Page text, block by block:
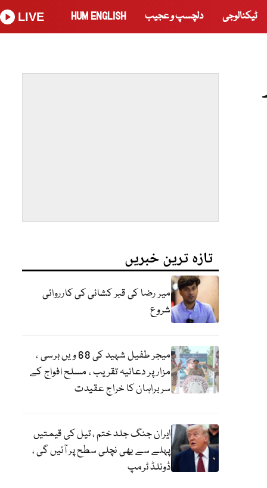
ٹیکنالوجی دلچسپ و عجیب HUM ENGLISH
LIVE
تازہ ترین خبریں
میر رضا کی قبر کشائی کی کارروائی
شروع
میجر طفیل شہید کی 68 ویں برسی ،
مزار پر دعائیہ تقریب ، مسلح افواج کے
سربراہان کا خراج عقیدت
ایران جنگ جلد ختم ، تیل کی قیمتیں
پہلے سے بھی نچلی سطح پر آئیں گی ،
ڈونلڈ ٹرمپ